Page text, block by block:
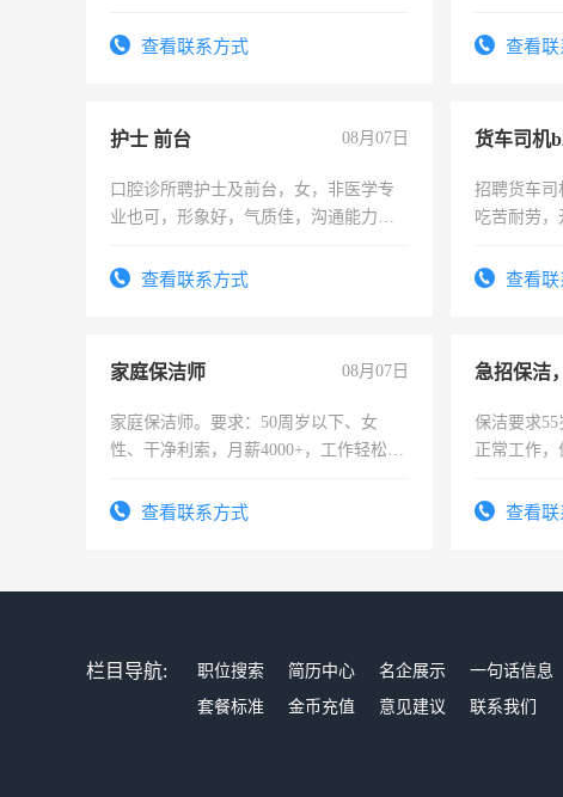
查看联系方式
试用期1-3
查看
护士 前台 08月07日
口腔诊所聘护士及前台，女，非医学专
业也可，形象好，气质佳，沟通能力
查看联系方式
货车司机
招聘货车司
吃苦耐劳，
查看
家庭保洁师 08月07日
家庭保洁师。要求：50周岁以下、女
性、干净利索，月薪4000+，工作轻松，
太太等。查看联系方式
保洁要求
正常工作
录，客服要
查看
栏目导航: 职位搜索 简历中心 名企展示 一句话信息
套餐标准
金币充值 意见建议 联系我们